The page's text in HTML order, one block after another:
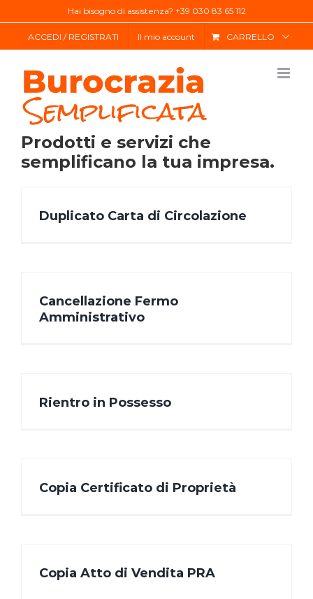
Hai bisogno di assistenza? +39 030 83 65 112
ACCEDI / REGISTRATI Il mio account CARRELLO
Prodotti e servizi che
semplificano la tua impresa.
Duplicato Carta di Circolazione
Cancellazione Fermo
Amministrativo
Rientro in Possesso
Copia Certificato di Proprietà
Copia Atto di Vendita PRA